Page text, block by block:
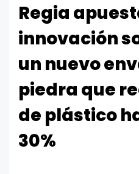
Regia
innovación
un nuevo
piedra que
de plástico
30%